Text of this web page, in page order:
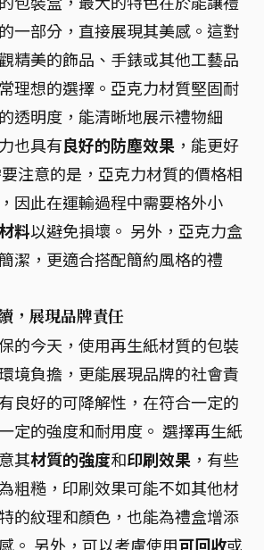
一部分，直接展現其美感。這對
精美的飾品、手錶或其他工藝品
理想的選擇。亞克力材質堅固耐
透明度，能清晰地展示禮物細
也具有良好的防塵效果 ，能更好
注意的是，亞克力材質的價格相
，因此在運輸過程中需要格外小
料以避免損壞。 另外，亞克力盒
潔，更適合搭配簡約風格的禮
，展現品牌責任
的今天，使用再生紙材質的包裝
境負擔，更能展現品牌的社會責
良好的可降解性，在符合一定的
定的強度和耐用度。 選擇再生紙
其材質的強度和印刷效果 ，有些
粗糙，印刷效果可能不如其他材
的紋理和顏色，也能為禮盒增添
。 另外，可以考慮使用可回收或